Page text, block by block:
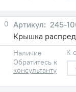
0
245-
Крышка
Наличие
Обратитесь к
консультанту
К